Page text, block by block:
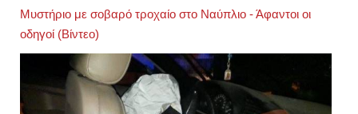
Μυστήριο με σοβαρό τροχαίο στο Ναύπλιο - Άφαντοι οι
οδηγοί (Βίντεο)